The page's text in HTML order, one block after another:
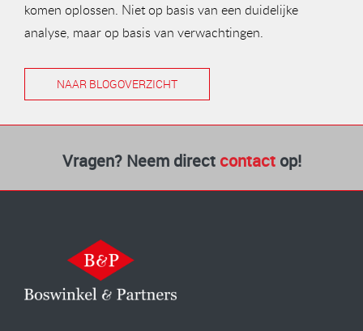
komen oplossen. Niet op basis van een duidelijke
analyse, maar op basis van verwachtingen.
NAAR BLOGOVERZICHT
Vragen? Neem direct contactop!